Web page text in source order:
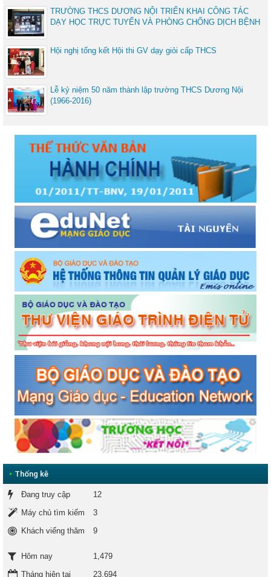
TRƯỜNG THCS DƯƠNG NỘI TRIỂN KHAI CÔNG TÁC
DẠY HỌC TRỰC TUYẾN VÀ PHÒNG CHỐNG DỊCH BỆNH
Hội nghị tổng kết Hội thi GV dạy giỏi cấp THCS
Lễ kỷ niệm 50 năm thành lập trường THCS Dương Nội
(1966-2016)
• Thống kê
Đang truy cập
12
Máy chủ tìm kiếm
3
Khách viếng thăm
9
Hôm nay
1,479
Tháng hiện tại
23,694